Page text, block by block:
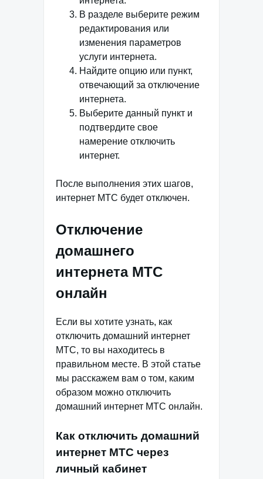
В разделе выберите режим
редактирования или
изменения параметров
услуги интернета.
Найдите опцию или пункт,
отвечающий за отключение
интернета.
Выберите данный пункт и
подтвердите свое
намерение отключить
интернет.
После выполнения этих шагов,
интернет МТС будет отключен.
Отключение
домашнего
интернета МТС
онлайн
Если вы хотите узнать, как
отключить домашний интернет
МТС, то вы находитесь в
правильном месте. В этой статье
мы расскажем вам о том, каким
образом можно отключить
домашний интернет МТС онлайн.
Как отключить домашний
интернет МТС через
личный кабинет